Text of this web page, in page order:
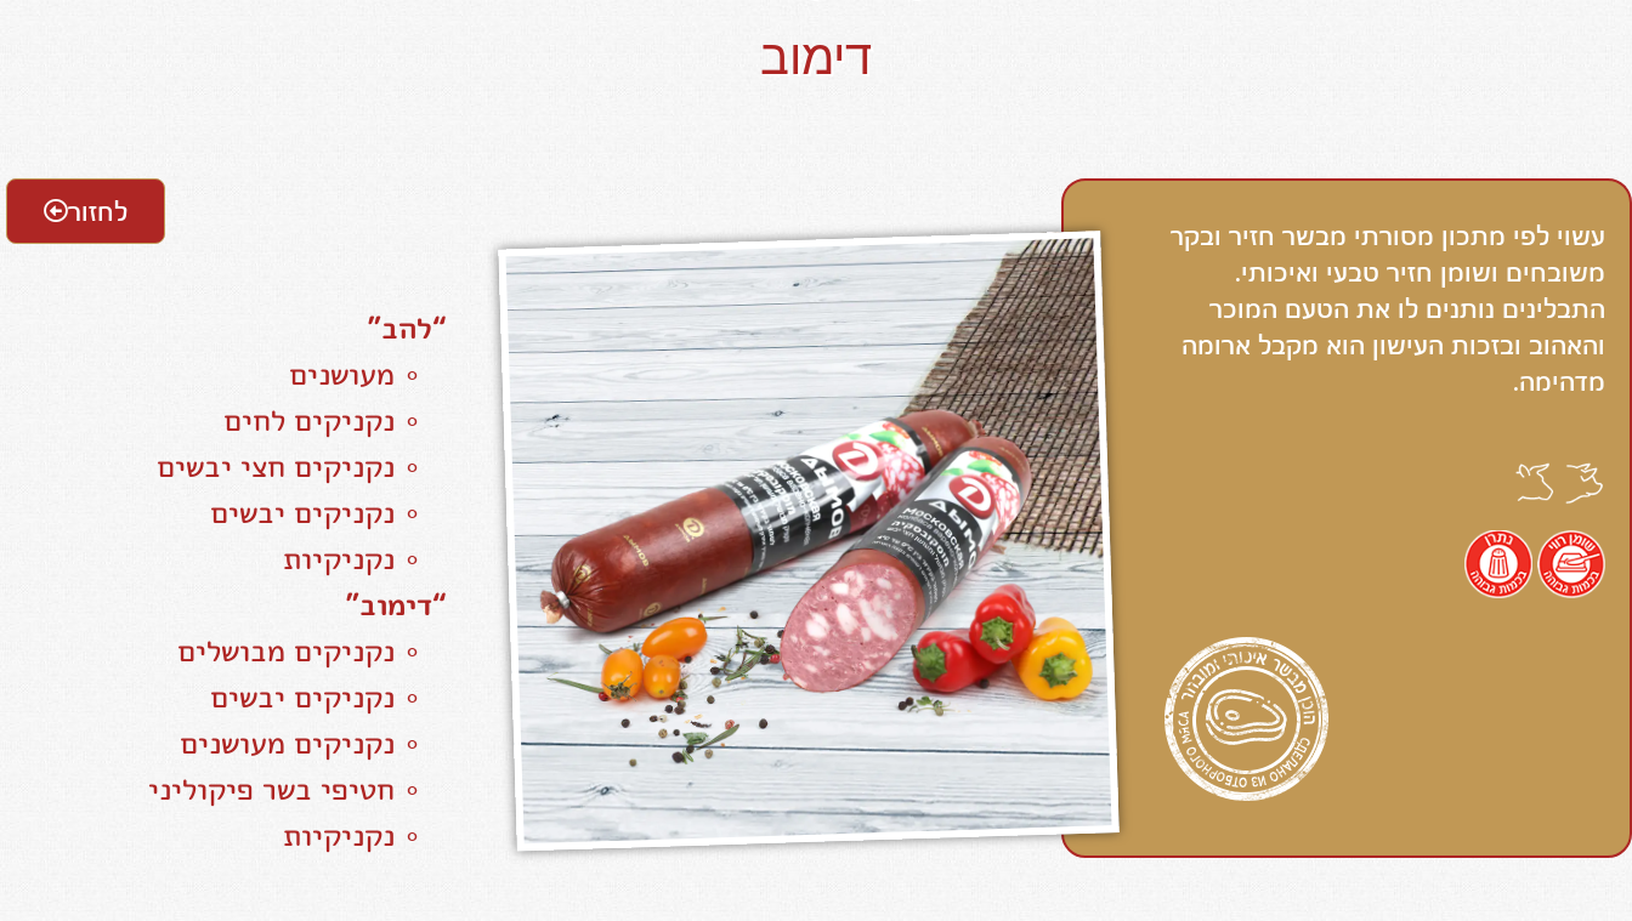
דימוב
עשוי לפי מתכון מסורתי מבשר חזיר ובקר
משובחים ושומן חזיר טבעי ואיכותי.
התבלינים נותנים לו את הטעם המוכר
והאהוב ובזכות העישון הוא מקבל ארומה
מדהימה.
לחזור
“להב”
∘ מעושנים
∘ נקניקים לחים
∘ נקניקים חצי יבשים
∘ נקניקים יבשים
∘ נקניקיות
“דימוב”
∘ נקניקים מבושלים
∘ נקניקים יבשים
∘ נקניקים מעושנים
∘ חטיפי בשר פיקוליני
∘ נקניקיות